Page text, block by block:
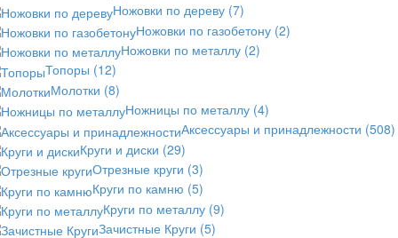
Ножовки по дереву (7)
Ножовки по газобетону (2)
Ножовки по металлу (2)
Топоры (12)
Молотки (8)
Ножницы по металлу (4)
Аксессуары и принадлежности (508)
Круги и диски (29)
Отрезные круги (3)
Круги по камню (5)
Круги по металлу (9)
Зачистные Круги (5)